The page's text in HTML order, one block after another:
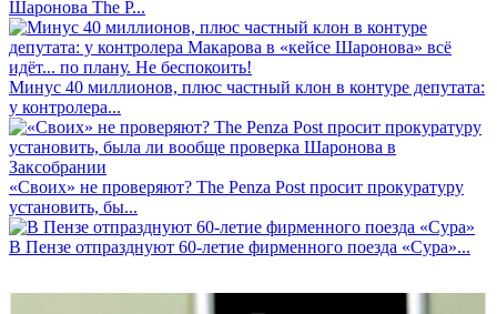
Шаронова The P...
Минус 40 миллионов, плюс частный клон в контуре депутата:
у контролера...
«Своих» не проверяют? The Penza Post просит прокуратуру
установить, бы...
В Пензе отпразднуют 60-летие фирменного поезда «Сура»...